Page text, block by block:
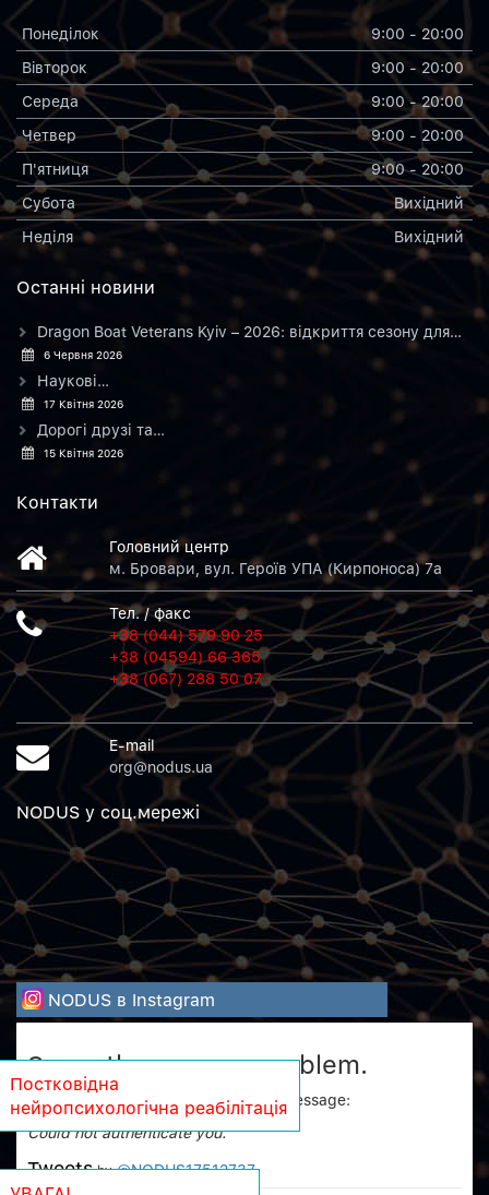
Понеділок
9:00 - 20:00
Вiвторок
9:00 - 20:00
Середа
9:00 - 20:00
Четвер
9:00 - 20:00
П'ятниця
9:00 - 20:00
Субота
Вихiдний
Неділя
Вихiдний
Останнi новини
Dragon Boat Veterans Kyiv – 2026: відкриття сезону для…
6 Червня 2026
Наукові…
17 Квітня 2026
Дорогі друзі та…
15 Квітня 2026
Контакти
Головний центр
м. Бровари, вул. Героїв УПА (Кирпоноса) 7а
Тел. / факс
+38 (044) 579 90 25
+38 (04594) 66 365
+38 (067) 288 50 07
E-mail
org@nodus.ua
NODUS у соц.мережi
NODUS в Instagram
Sorry, there was a problem.
Twitter returned the following error message:
Could not authenticate you.
Tweets by @NODUS17512737
Постковідна
нейропсихологічна реабілітація